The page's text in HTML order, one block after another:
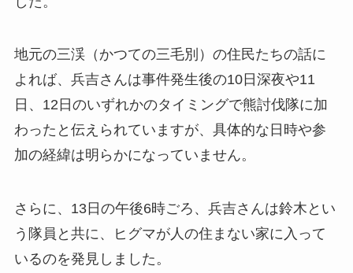
地元の三渓（かつての三毛別）の住民たちの話に
よれば、兵吉さんは事件発生後の10日深夜や11
日、12日のいずれかのタイミングで熊討伐隊に加
わったと伝えられていますが、具体的な日時や参
加の経緯は明らかになっていません。
さらに、13日の午後6時ごろ、兵吉さんは鈴木とい
う隊員と共に、ヒグマが人の住まない家に入って
いるのを発見しました。